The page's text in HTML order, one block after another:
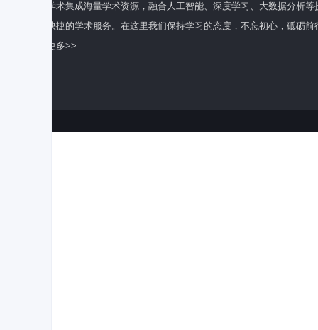
百度学术集成海量学术资源，融合人工智能、深度学习、大数据分析
全面快捷的学术服务。在这里我们保持学习的态度，不忘初心，砥砺前
了解更多>>